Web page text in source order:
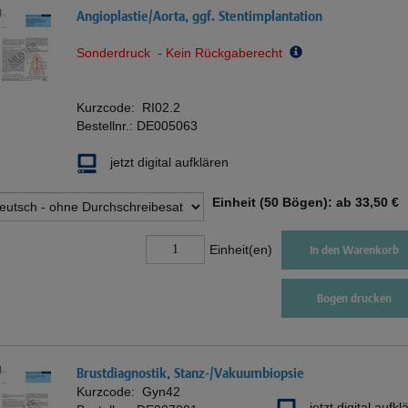
Angioplastie/Aorta, ggf. Stentimplantation
Sonderdruck - Kein Rückgaberecht
Kurzcode: RI02.2
Bestellnr.: DE005063
jetzt digital aufklären
Einheit (50 Bögen): ab 33,50 €
Einheit(en) In den Warenkorb
Bogen drucken
Brustdiagnostik, Stanz-/Vakuumbiopsie
Kurzcode: Gyn42